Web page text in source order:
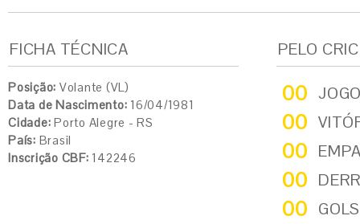
FICHA TÉCNICA
Posição: Volante (VL)
Data de Nascimento: 16/04/1981
Cidade: Porto Alegre - RS
País: Brasil
Inscrição CBF: 142246
PELO
00
00
00
00
00